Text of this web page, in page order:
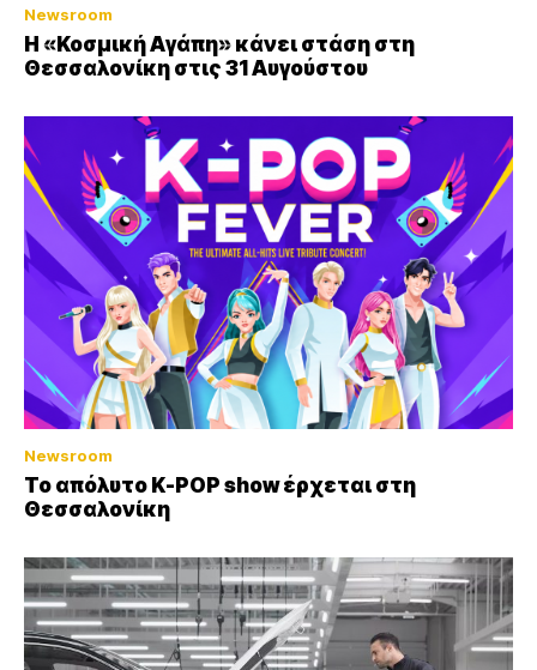
Newsroom
Η «Κοσμική Αγάπη» κάνει στάση στη
Θεσσαλονίκη στις 31 Αυγούστου
Newsroom
Το απόλυτο K-POP show έρχεται στη
Θεσσαλονίκη